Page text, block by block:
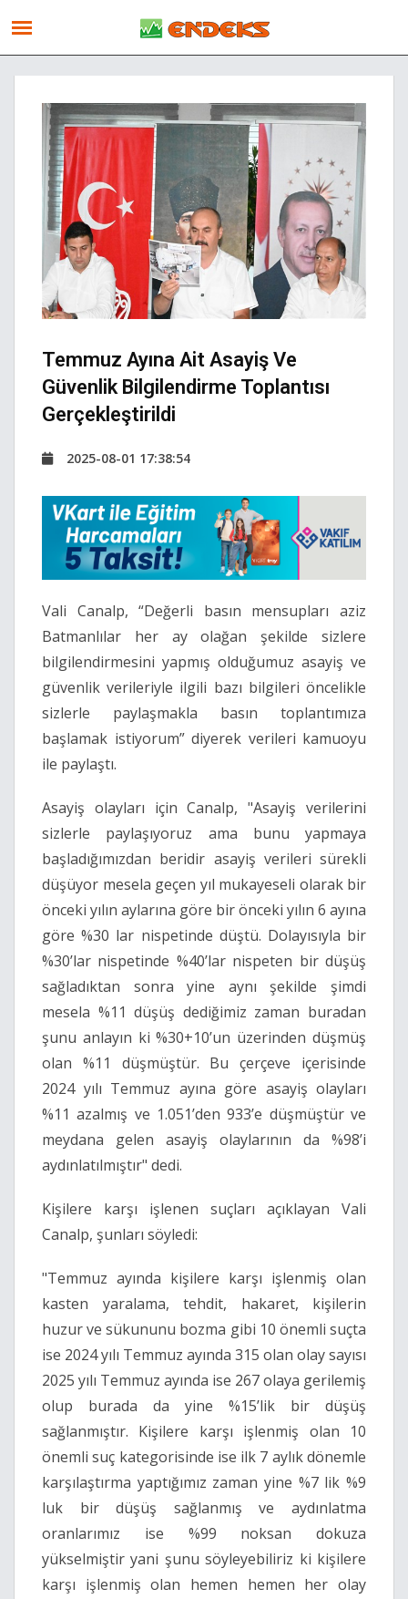
Temmuz Ayına Ait Asayiş Ve
Güvenlik Bilgilendirme Toplantısı
Gerçekleştirildi
2025-08-01 17:38:54
Vali Canalp, “Değerli basın mensupları aziz
Batmanlılar her ay olağan şekilde sizlere
bilgilendirmesini yapmış olduğumuz asayiş ve
güvenlik verileriyle ilgili bazı bilgileri öncelikle
sizlerle paylaşmakla basın toplantımıza
başlamak istiyorum” diyerek verileri kamuoyu
ile paylaştı.
Asayiş olayları için Canalp, "Asayiş verilerini
sizlerle paylaşıyoruz ama bunu yapmaya
başladığımızdan beridir asayiş verileri sürekli
düşüyor mesela geçen yıl mukayeseli olarak bir
önceki yılın aylarına göre bir önceki yılın 6 ayına
göre %30 lar nispetinde düştü. Dolayısıyla bir
%30’lar nispetinde %40’lar nispeten bir düşüş
sağladıktan sonra yine aynı şekilde şimdi
mesela %11 düşüş dediğimiz zaman buradan
şunu anlayın ki %30+10’un üzerinden düşmüş
olan %11 düşmüştür. Bu çerçeve içerisinde
2024 yılı Temmuz ayına göre asayiş olayları
%11 azalmış ve 1.051’den 933’e düşmüştür ve
meydana gelen asayiş olaylarının da %98’i
aydınlatılmıştır" dedi.
Kişilere karşı işlenen suçları açıklayan Vali
Canalp, şunları söyledi:
"Temmuz ayında kişilere karşı işlenmiş olan
kasten yaralama, tehdit, hakaret, kişilerin
huzur ve sükununu bozma gibi 10 önemli suçta
ise 2024 yılı Temmuz ayında 315 olan olay sayısı
2025 yılı Temmuz ayında ise 267 olaya gerilemiş
olup burada da yine %15’lik bir düşüş
sağlanmıştır. Kişilere karşı işlenmiş olan 10
önemli suç kategorisinde ise ilk 7 aylık dönemle
karşılaştırma yaptığımız zaman yine %7 lik %9
luk bir düşüş sağlanmış ve aydınlatma
oranlarımız ise %99 noksan dokuza
yükselmiştir yani şunu söyleyebiliriz ki kişilere
karşı işlenmiş olan hemen hemen her olay